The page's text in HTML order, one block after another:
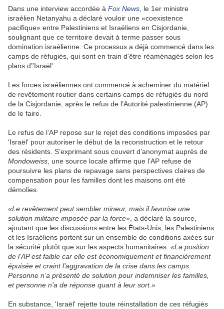
Dans une interview accordée à Fox News , le 1er ministre
israélien Netanyahu a déclaré vouloir une «coexistence
pacifique» entre Palestiniens et Israéliens en Cisjordanie,
soulignant que ce territoire devait à terme passer sous
domination israélienne. Ce processus a déjà commencé dans les
camps de réfugiés, qui sont en train d’être réaménagés selon les
plans d’'Israël'.
Les forces israéliennes ont commencé à acheminer du matériel
de revêtement routier dans certains camps de réfugiés du nord
de la Cisjordanie, après le refus de l’Autorité palestinienne (AP)
de le faire.
Le refus de l’AP repose sur le rejet des conditions imposées par
'Israël' pour autoriser le début de la reconstruction et le retour
des résidents. S’exprimant sous couvert d’anonymat auprès de
Mondoweiss , une source locale affirme que l’AP refuse de
poursuivre les plans de repavage sans perspectives claires de
compensation pour les familles dont les maisons ont été
démolies.
«Le revêtement peut sembler mineur, mais il favorise une
solution militaire imposée par la force» , a déclaré la source,
ajoutant que les discussions entre les États-Unis, les Palestiniens
et les Israéliens portent sur un ensemble de conditions axées sur
la sécurité plutôt que sur les aspects humanitaires. «La position
de l’AP est faible car elle est économiquement et financièrement
épuisée et craint l’aggravation de la crise dans les camps.
Personne n’a présenté de solution pour indemniser les familles,
et personne n’a de réponse quant à leur sort.»
En substance, 'Israël' rejette toute réinstallation de ces réfugiés